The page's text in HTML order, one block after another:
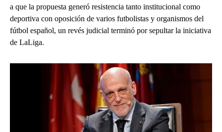
a que la propuesta generó resistencia tanto institucional como
deportiva con oposición de varios futbolistas y organismos del
fútbol español, un revés judicial terminó por sepultar la iniciativa
de LaLiga.